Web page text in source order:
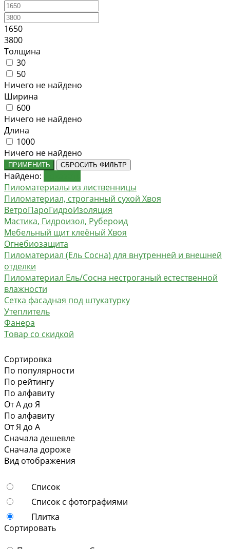
1650
3800
Толщина
30
50
Ничего не найдено
Ширина
600
Ничего не найдено
Длина
1000
Ничего не найдено
ПРИМЕНИТЬ СБРОСИТЬ ФИЛЬТР
Найдено:
Пиломатериалы из лиственницы
Пиломатериал, строганный сухой Хвоя
ВетроПароГидроИзоляция
Мастика, Гидроизол, Рубероид
Мебельный щит клеёный Хвоя
Огнебиозащита
Пиломатериал (Ель Сосна) для внутренней и внешней
отделки
Пиломатериал Ель/Сосна нестроганый естественной
влажности
Сетка фасадная под штукатурку
Утеплитель
Фанера
Товар со скидкой
Сортировка
По популярности
По рейтингу
По алфавиту
От А до Я
По алфавиту
От Я до А
Сначала дешевле
Сначала дороже
Вид отображения
Список
Список с фотографиями
Плитка
Сортировать